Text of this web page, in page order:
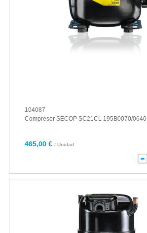
104087
Compresor SECOP SC21CL 195B0070/0640
465,00 € / Unidad